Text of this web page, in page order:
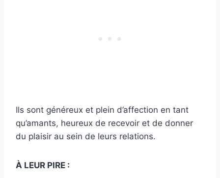
Ils sont généreux et plein d’affection en tant
qu’amants, heureux de recevoir et de donner
du plaisir au sein de leurs relations.
À LEUR PIRE :